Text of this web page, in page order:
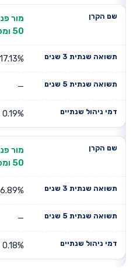
מור
50 ומטה
17.13%
—
0.19%
מור
50 ומטה
—
0.18%